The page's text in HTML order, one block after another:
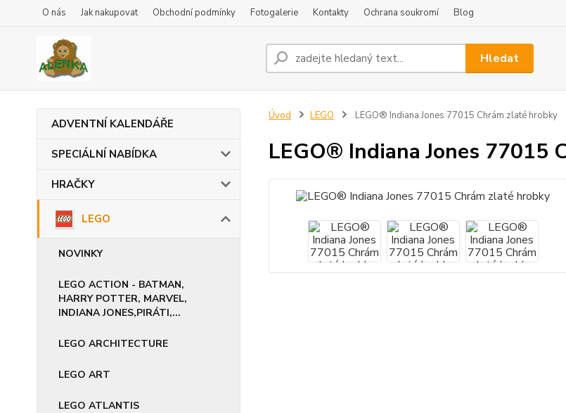
O nás Jak nakupovat Obchodní podmínky Fotogalerie Kontakty Ochrana soukromí Blog
Hledat
ADVENTNÍ KALENDÁŘE
SPECIÁLNÍ NABÍDKA
HRAČKY
LEGO
NOVINKY
LEGO ACTION - BATMAN,
HARRY POTTER, MARVEL,
INDIANA JONES,PIRÁTI,...
LEGO ARCHITECTURE
LEGO ART
LEGO ATLANTIS
Úvod LEGO LEGO® Indiana Jones 77015 Chrám zlaté hrobky
LEGO® Indiana Jones 77015